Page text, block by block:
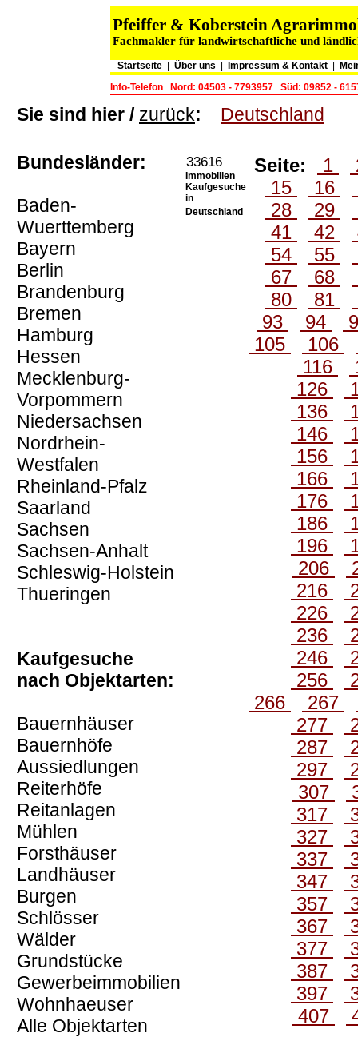
Pfeiffer & Koberstein
Fachmakler für landwirtschaftliche und
Startseite Über uns Impressum & Kontakt
Info-Telefon
Nord: 04503 - 7793957 Süd: 09852 -
Sie sind hier / zurück: Deutschland
Bundesländer:
Baden-
Wuerttemberg
Bayern
Berlin
Brandenburg
Bremen
Hamburg
Hessen
Mecklenburg-
Vorpommern
Niedersachsen
Nordrhein-
Westfalen
Rheinland-Pfalz
Saarland
Sachsen
Sachsen-Anhalt
Schleswig-Holstein
Thueringen
Kaufgesuche
nach Objektarten:
Bauernhäuser
Bauernhöfe
Aussiedlungen
Reiterhöfe
Reitanlagen
Mühlen
Forsthäuser
Landhäuser
Burgen
Schlösser
Wälder
Grundstücke
Gewerbeimmobilien
Wohnhaeuser
Alle Objektarten
33616
Immobilien
Kaufgesuche
in
Deutschland
Seite: 1
15
16
28
29
41
42
54
55
67
68
80
81
93
94
105
106
116
126
136
146
156
166
176
186
196
206
216
226
236
246
256
266
267
277
287
297
307
317
327
337
347
357
367
377
387
397
407